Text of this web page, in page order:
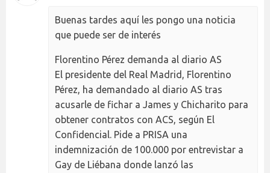
Buenas tardes aquí les pongo una noticia
que puede ser de interés
Florentino Pérez demanda al diario AS
El presidente del Real Madrid, Florentino
Pérez, ha demandado al diario AS tras
acusarle de fichar a James y Chicharito para
obtener contratos con ACS, según El
Confidencial. Pide a PRISA una
indemnización de 100.000 por entrevistar a
Gay de Liébana donde lanzó las